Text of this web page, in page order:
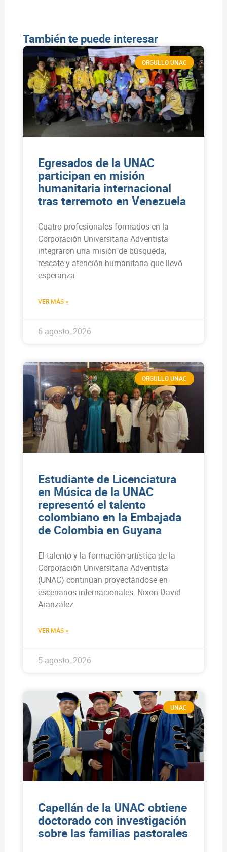
También te puede interesar
ORGULLO UNAC
Egresados de la UNAC
participan en misión
humanitaria internacional
tras terremoto en Venezuela
Cuatro profesionales formados en la
Corporación Universitaria Adventista
integraron una misión de búsqueda,
rescate y atención humanitaria que llevó
esperanza
VER MÁS »
6 agosto, 2026
ORGULLO UNAC
Estudiante de Licenciatura
en Música de la UNAC
representó el talento
colombiano en la Embajada
de Colombia en Guyana
El talento y la formación artística de la
Corporación Universitaria Adventista
(UNAC) continúan proyectándose en
escenarios internacionales. Nixon David
Aranzalez
VER MÁS »
5 agosto, 2026
UNAC
Capellán de la UNAC obtiene
doctorado con investigación
sobre las familias pastorales